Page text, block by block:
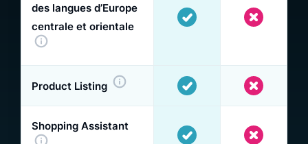
des langues d’Europe
centrale et orientale
Product Listing
Shopping Assistant